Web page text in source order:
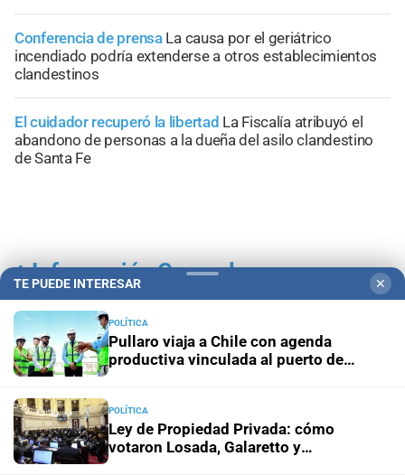
Conferencia de prensa La causa por el geriátrico
incendiado podría extenderse a otros establecimientos
clandestinos
El cuidador recuperó la libertad La Fiscalía atribuyó el
abandono de personas a la dueña del asilo clandestino
de Santa Fe
+Información General
TE PUEDE INTERESAR ✕
POLÍTICA
Pullaro viaja a Chile con agenda
productiva vinculada al puerto de
POLÍTICA
Ley de Propiedad Privada: cómo
votaron Losada, Galaretto y